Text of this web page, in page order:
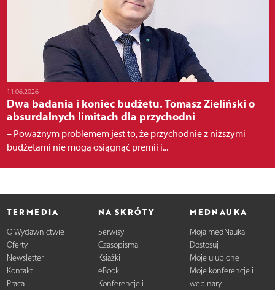
11.06.2026
Dwa badania i koniec budżetu. Tomasz Zieliński o
absurdalnych limitach dla przychodni
– Poważnym problemem jest to, że przychodnie z niższymi
budżetami nie mogą osiągnąć premii i...
TERMEDIA
O Wydawnictwie
Oferty
Newsletter
Kontakt
Praca
NA SKRÓTY
Serwisy
Czasopisma
Książki
eBooki
Konferencje i
MEDNAUKA
Moja medNauka
Dostosuj
Moje ulubione
Moje konferencje i
webinary